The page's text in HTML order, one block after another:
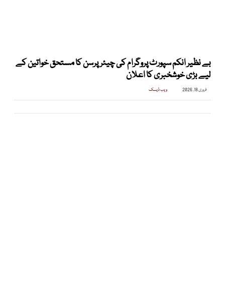
بے نظیر انکم سپورٹ پروگرام کی چیئرپرسن کا مستحق خواتین کے
لیے بڑی خوشخبری کا اعلان
فروری 18, 2026 ویب ڈیسک